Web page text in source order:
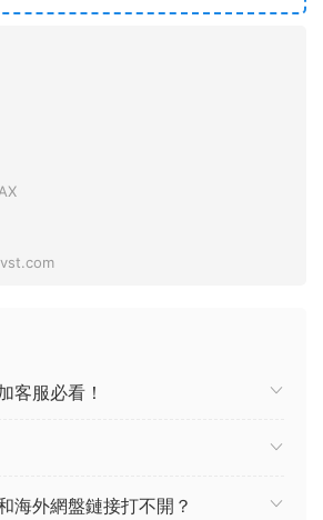
客服必看！
海外網盤鏈接打不開？